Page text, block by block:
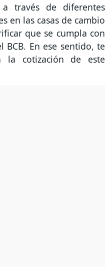
través de diferentes
en las casas de cambio
que se cumpla con
En ese sentido, te
la cotización de este